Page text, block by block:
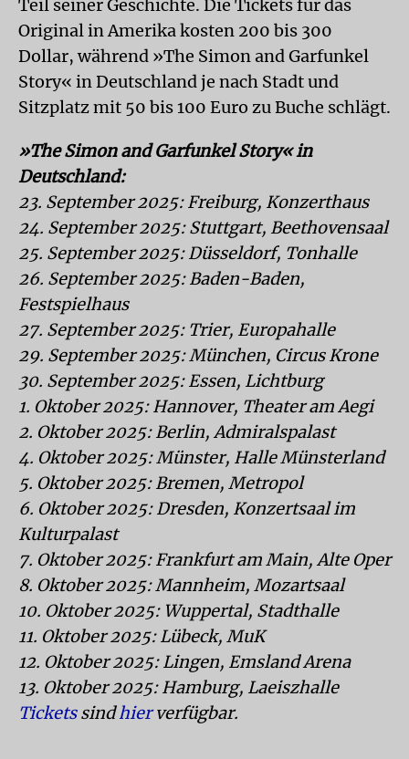
Teil seiner Geschichte. Die Tickets für das
Original in Amerika kosten 200 bis 300
Dollar, während »The Simon and Garfunkel
Story« in Deutschland je nach Stadt und
Sitzplatz mit 50 bis 100 Euro zu Buche schlägt.
»The Simon and Garfunkel Story« in
Deutschland:
23. September 2025: Freiburg, Konzerthaus
24. September2025: Stuttgart, Beethovensaal
25. September2025: Düsseldorf, Tonhalle
26. September2025: Baden-Baden,
Festspielhaus
27. September2025: Trier, Europahalle
29. September2025: München, Circus Krone
30. September2025: Essen, Lichtburg
1. Oktober2025: Hannover, Theater am Aegi
2. Oktober2025: Berlin, Admiralspalast
4. Oktober2025: Münster, Halle Münsterland
5. Oktober2025: Bremen, Metropol
6. Oktober2025: Dresden, Konzertsaal im
Kulturpalast
7. Oktober2025: Frankfurt am Main, Alte Oper
8. Oktober2025: Mannheim, Mozartsaal
10. Oktober2025: Wuppertal, Stadthalle
11. Oktober2025: Lübeck, MuK
12. Oktober2025: Lingen, Emsland Arena
13. Oktober2025: Hamburg, Laeiszhalle
Ticketssindhierverfügbar.